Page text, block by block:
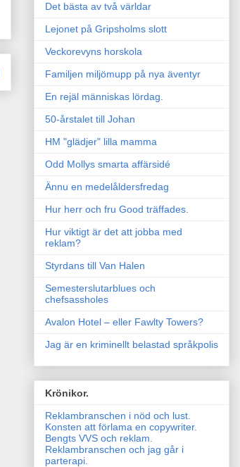
Det bästa av två världar
Lejonet på Gripsholms slott
Veckorevyns horskola
Familjen miljömupp på nya äventyr
En rejäl människas lördag.
50-årstalet till Johan
HM "glädjer" lilla mamma
Odd Mollys smarta affärsidé
Ännu en medelåldersfredag
Hur herr och fru Good träffades.
Hur viktigt är det att jobba med
reklam?
Styrdans till Van Halen
Semesterslutarblues och
chefsassholes
Avalon Hotel – eller Fawlty Towers?
Jag är en kriminellt belastad språkpolis
Krönikor.
Reklambranschen i nöd och lust.
Konsten att förlama en copywriter.
Bengts VVS och reklam.
Reklambranschen och jag går i
parterapi.